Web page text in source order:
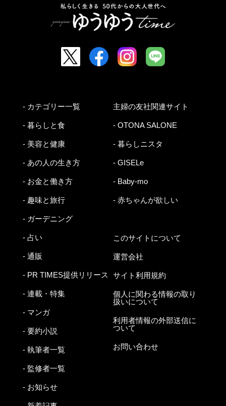
- カテゴリー一覧
- 暮らしと食
- 美容と健康
- あの人の生き方
- お金と働き方
- 趣味と旅行
- ガーデニング
- 占い
- 通販
- PR TIMES提供リリース
- 連載・特集
- マンガ
- 要約小説
- 執筆者一覧
- 監修者一覧
- お知らせ
主婦の友社関連サイト
- OTONA SALONE
- 暮らしニスタ
- GISELe
- Baby-mo
- 赤ちゃんが欲しい
このサイトについて
運営会社
サイト利用規約
個人に関わる情報の取り
扱いについて
利用者情報の外部送信に
ついて
お問い合わせ